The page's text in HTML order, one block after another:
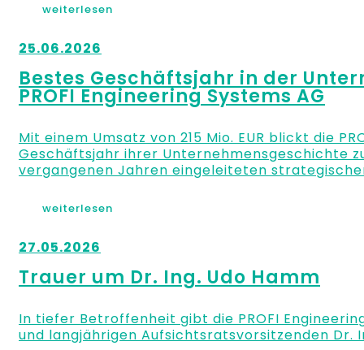
weiterlesen
25.06.2026
Bestes Geschäftsjahr in der
PROFI Engineering Systems AG
Mit einem Umsatz von 215 Mio. EUR blickt die
Geschäftsjahr ihrer Unternehmensgeschichte
vergangenen Jahren eingeleiteten
weiterlesen
27.05.2026
Trauer um Dr. Ing. Udo Hamm
In tiefer Betroffenheit gibt die PROFI
und langjährigen Aufsichtsratsvorsitzenden Dr.